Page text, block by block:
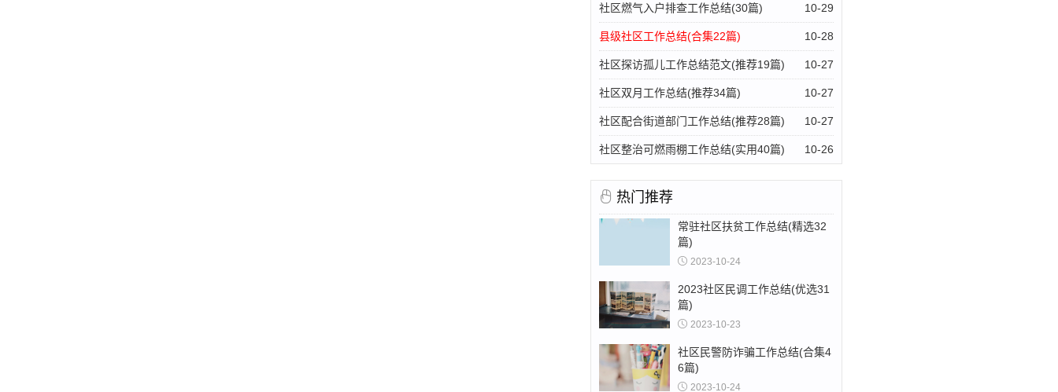
20xx年9月，济南市出台办理拥军卡相关政策，以退役军人信息采集系统为依托，联网办理拥军卡。秉持认真负责的态度，对三个社区未采集人员进
行全国系统精准化信息采集、山东省退役军人事务厅系统信息采集，其中和苑社区85人，全运村社区254人，西江华府145人。协助办理跨区域信息转移
工作，共计165人，其中西江华府社区转入135人，全运村20人，和苑10人，总计转入人员占比30%。同时为新采集信息退役军人进行光荣牌发放53枚，
小小一枚光荣牌，温暖了军人、军属的心，让悬挂对象充分感受到作为一名军人的自豪感、荣誉感和归属感。
行全国系统精准化信息采集、山东省退役军人事务厅系统信息采集，其中和苑社区85人，全运村社区254人，西江华府145人。协助办理跨区域信息转移
工作，共计165人，其中西江华府社区转入135人，全运村20人，和苑10人，总计转入人员占比30%。同时为新采集信息退役军人进行光荣牌发放53枚，
小小一枚光荣牌，温暖了军人、军属的心，让悬挂对象充分感受到作为一名军人的自豪感、荣誉感和归属感。
社区燃气入户排查工作总结(30篇) 10-29
县级社区工作总结(合集22篇) 10-28
社区探访孤儿工作总结范文(推荐19篇) 10-27
社区双月工作总结(推荐34篇) 10-27
社区配合街道部门工作总结(推荐28篇) 10-27
社区整治可燃雨棚工作总结(实用40篇) 10-26
热门推荐
常驻社区扶贫工作总结(精选32
篇)
2023-10-24
2023社区民调工作总结(优选31
篇)
2023-10-23
社区民警防诈骗工作总结(合集4
6篇)
2023-10-24